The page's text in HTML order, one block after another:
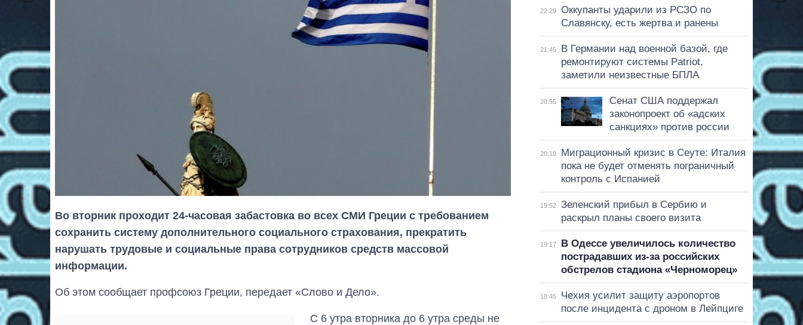
Во вторник проходит 24-часовая забастовка во всех СМИ Греции с требованием
сохранить систему дополнительного социального страхования, прекратить
нарушать трудовые и социальные права сотрудников средств массовой
информации.
Об этом сообщает профсоюз Греции, передает «Слово и Дело».
С 6 утра вторника до 6 утра среды не
22:29
Оккупанты ударили из РСЗО по
Славянску, есть жертва и ранены
21:45
В Германии над военной базой, где
ремонтируют системы Patriot,
заметили неизвестные БПЛА
20:55
Сенат США поддержал
законопроект об «адских
санкциях» против россии
20:19
Миграционный кризис в Сеуте: Италия
пока не будет отменять пограничный
контроль с Испанией
19:52
Зеленский прибыл в Сербию и
раскрыл планы своего визита
19:17
В Одессе увеличилось количество
пострадавших из-за российских
обстрелов стадиона «Черноморец»
18:45
Чехия усилит защиту аэропортов
после инцидента с дроном в Лейпциге